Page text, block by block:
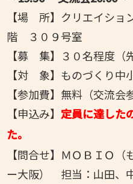
【場 所】クリエイシ
階 ３０９号室
【募 集】３０名程度（
【対 象】ものづくり中
【参加費】無料（交流会
【申込み】 定員に達した
た。
【問合せ】ＭＯＢＩＯ
ー大阪） 担当：山田、